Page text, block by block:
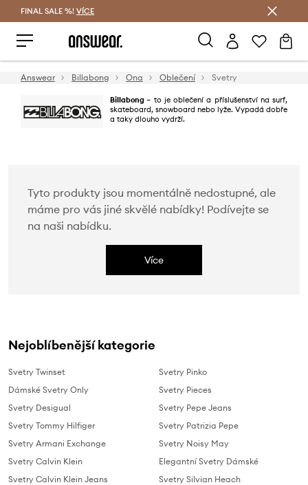
FINAL SALE %! VÍCE
Answear Billabong Ona Oblečení Svetry
Billabong– to je oblečení a příslušenství na surf,
skateboard, snowboard nebo lyže. Vypadá dobře
a taky dlouho vydrží.
Tyto produkty jsou momentálně nedostupné, ale
máme pro vás jiné skvělé nabídky! Podívejte se
na naši nabídku.
Více
Nejoblíbenější kategorie
Svetry Twinset
Dámské Svetry Only
Svetry Desigual
Svetry Tommy Hilfiger
Svetry Armani Exchange
Svetry Calvin Klein
Svetry Calvin Klein Jeans
Svetry Pinko
Svetry Pieces
Svetry Pepe Jeans
Svetry Patrizia Pepe
Svetry Noisy May
Elegantní Svetry Dámské
Svetry Silvian Heach